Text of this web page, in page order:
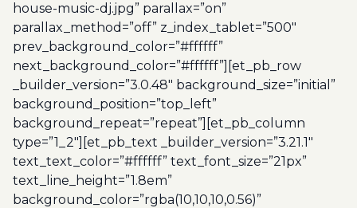
house-music-dj.jpg” parallax=”on”
parallax_method=”off” z_index_tablet=”500″
prev_background_color=”#ffffff”
next_background_color=”#ffffff”][et_pb_row
_builder_version=”3.0.48″ background_size=”initial”
background_position=”top_left”
background_repeat=”repeat”][et_pb_column
type=”1_2″][et_pb_text _builder_version=”3.21.1″
text_text_color=”#ffffff” text_font_size=”21px”
text_line_height=”1.8em”
background_color=”rgba(10,10,10,0.56)”